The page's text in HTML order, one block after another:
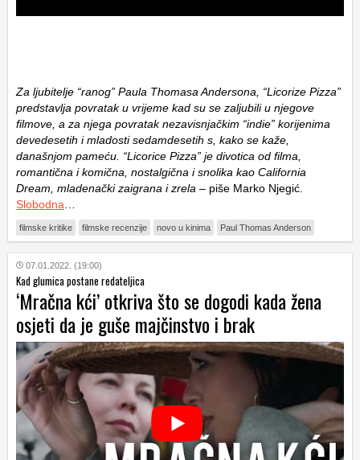
Za ljubitelje “ranog” Paula Thomasa Andersona, “Licorize Pizza”
predstavlja povratak u vrijeme kad su se zaljubili u njegove
filmove, a za njega povratak nezavisnjačkim “indie” korijenima
devedesetih i mladosti sedamdesetih s, kako se kaže,
današnjom pameću. “Licorice Pizza” je divotica od filma,
romantična i komična, nostalgična i snolika kao California
Dream, mladenački zaigrana i zrela – piše Marko Njegić.
Slobodna
filmske kritike filmske recenzije novo u kinima Paul Thomas Anderson
07.01.2022. (19:00)
Kad glumica postane redateljica
‘Mračna kći’ otkriva što se dogodi kada žena
osjeti da je guše majčinstvo i brak